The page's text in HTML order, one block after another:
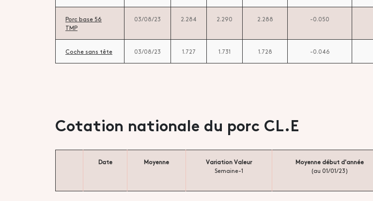
Porc base 56
TMP
03/08/23 2.284 2.290 2.288 -0.050
Coche sans tête 03/08/23 1.727 1.731 1.728 -0.046
Cotation nationale du porc CL.E
Date Moyenne
Variation Valeur
Semaine-1
Moyenne début d'année
(au 01/01/23)